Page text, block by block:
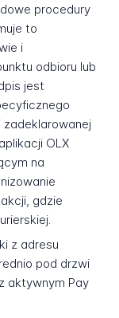
procedury
to
i
odbioru lub
jest
zadeklarowanej
OLX
na
gdzie
z adresu
pod drzwi
aktywnym Pay